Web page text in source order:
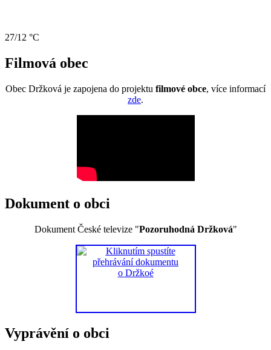
27/12 °C
Filmová obec
Obec Držková je zapojena do projektu filmové obce, více informací
zde.
Dokument o obci
Dokument České televize "Pozoruhodná Držková"
Vyprávění o obci